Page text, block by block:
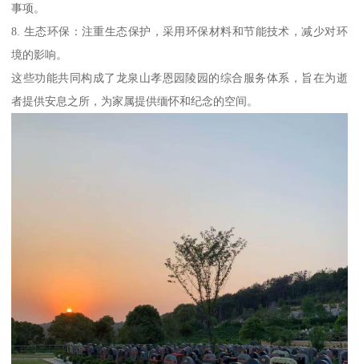
事项。
8. 生态环保：注重生态保护，采用环保材料和节能技术，减少对环
境的影响。
这些功能共同构成了龙泉山孝恩园陵园的综合服务体系，旨在为逝
者提供安息之所，为家属提供缅怀和纪念的空间。